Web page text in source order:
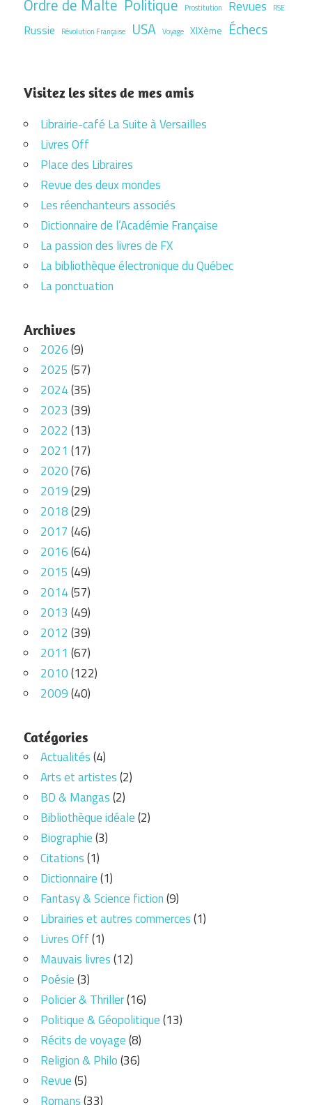
Ordre de Malte Politique Prostitution Revues RSE
Russie Révolution Française USA Voyage XIXème Échecs
Visitez les sites de mes amis
Librairie-café La Suite à Versailles
Livres Off
Place des Libraires
Revue des deux mondes
Les réenchanteurs associés
Dictionnaire de l’Académie Française
La passion des livres de FX
La bibliothèque électronique du Québec
La ponctuation
Archives
2026(9)
2025 (57)
2024(35)
2023 (39)
2022 (13)
2021 (17)
2020(76)
2019(29)
2018(29)
2017 (46)
2016(64)
2015 (49)
2014(57)
2013 (49)
2012 (39)
2011 (67)
2010(122)
2009(40)
Catégories
Actualités(4)
Arts et artistes(2)
BD & Mangas(2)
Bibliothèque idéale(2)
Biographie(3)
Citations(1)
Dictionnaire(1)
Fantasy & Science fiction(9)
Librairies et autres commerces(1)
Livres Off(1)
Mauvais livres(12)
Poésie(3)
Policier & Thriller(16)
Politique & Géopolitique(13)
Récits de voyage(8)
Religion & Philo(36)
Revue(5)
Romans(33)